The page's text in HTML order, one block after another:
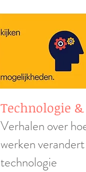
Technologie
Verhalen over
werken
technologie